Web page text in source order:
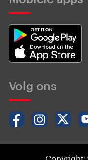
Volg ons
Copyright